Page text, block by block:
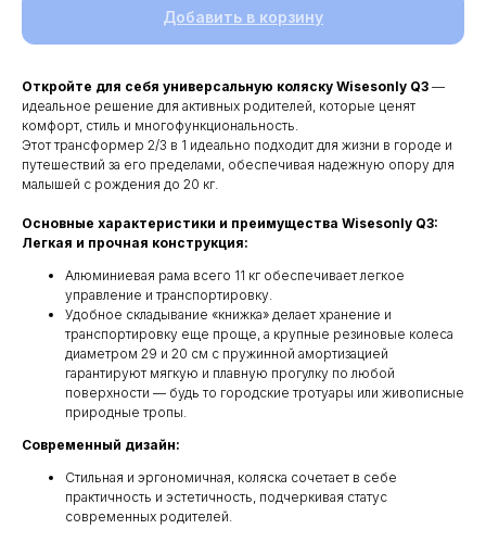
Добавить в корзину
Откройте для себя универсальную коляску Wisesonly Q3 —
идеальное решение для активных родителей, которые ценят
комфорт, стиль и многофункциональность.
Этот трансформер 2/3 в 1 идеально подходит для жизни в городе и
путешествий за его пределами, обеспечивая надежную опору для
малышей с рождения до 20 кг.
Основные характеристики и преимущества Wisesonly Q3:
Легкая и прочная конструкция:
Алюминиевая рама всего 11 кг обеспечивает легкое
управление и транспортировку.
Удобное складывание «книжка» делает хранение и
транспортировку еще проще, а крупные резиновые колеса
диаметром 29 и 20 см с пружинной амортизацией
гарантируют мягкую и плавную прогулку по любой
поверхности — будь то городские тротуары или живописные
природные тропы.
Современный дизайн:
Стильная и эргономичная, коляска сочетает в себе
практичность и эстетичность, подчеркивая статус
современных родителей.